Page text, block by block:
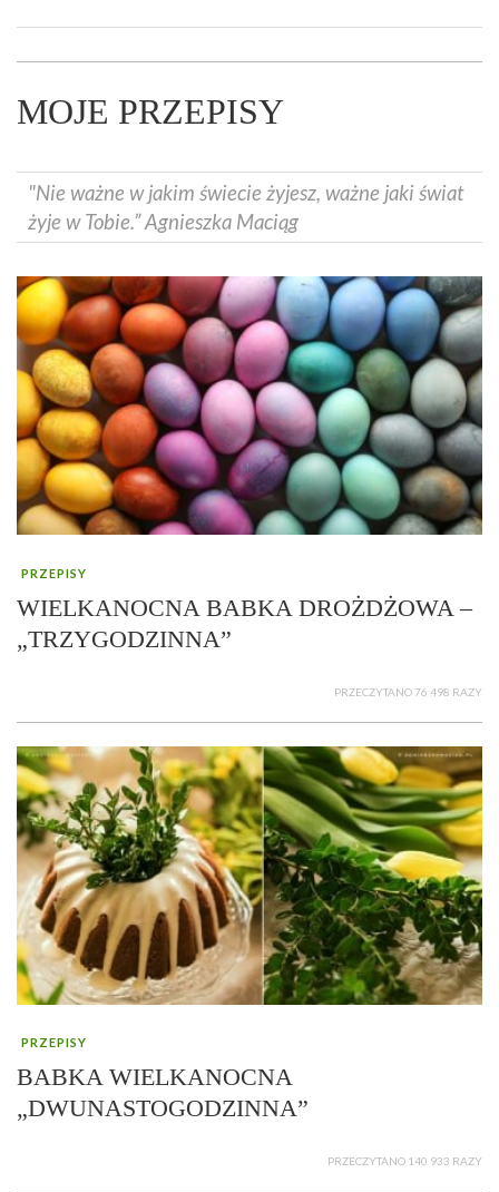
MOJE PRZEPISY
"Nie ważne w jakim świecie żyjesz, ważne jaki świat
żyje w Tobie.” Agnieszka Maciąg
PRZEPISY
WIELKANOCNA BABKA DROŻDŻOWA –
„TRZYGODZINNA”
PRZECZYTANO 76 498 RAZY
PRZEPISY
BABKA WIELKANOCNA
„DWUNASTOGODZINNA”
PRZECZYTANO 140 933 RAZY